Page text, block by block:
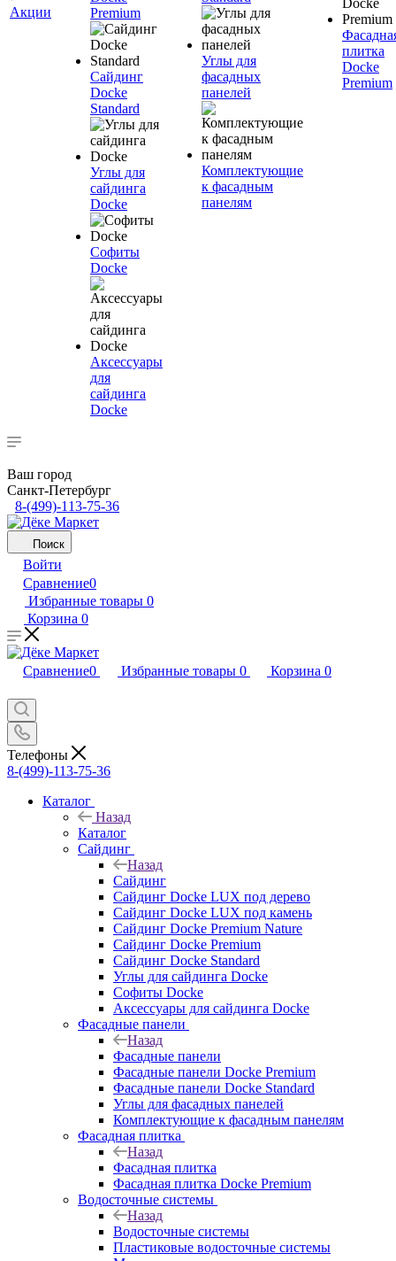
Акции
Premium
Сайдинг
Docke
Standard
Углы для
сайдинга
Docke
Софиты
Docke
Аксессуары
для
сайдинга
Docke
Углы для
фасадных
панелей
Комплектующие
к фасадным
панелям
плитка
Docke
Premium
Ваш город
Санкт-Петербург
8-(499)-113-75-36
Поиск
Войти
Сравнение0
Избранные товары 0
Корзина 0
Сравнение0 Избранные товары 0 Корзина 0
Телефоны
8-(499)-113-75-36
Каталог
Назад
Каталог
Сайдинг
Назад
Сайдинг
Сайдинг Docke LUX под дерево
Сайдинг Docke LUX под камень
Сайдинг Docke Premium Nature
Сайдинг Docke Premium
Сайдинг Docke Standard
Углы для сайдинга Docke
Софиты Docke
Аксессуары для сайдинга Docke
Фасадные панели
Назад
Фасадные панели
Фасадные панели Docke Premium
Фасадные панели Docke Standard
Углы для фасадных панелей
Комплектующие к фасадным панелям
Фасадная плитка
Назад
Фасадная плитка
Фасадная плитка Docke Premium
Водосточные системы
Назад
Водосточные системы
Пластиковые водосточные системы